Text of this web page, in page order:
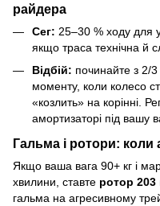
райдера
Сег: 25–30 % ходу для
якщо траса технічна й
Відбій: починайте з 2/3
моменту, коли колесо
«козлить» на корінні.
амортизаторі під вашу
Гальма і ротори: коли
Якщо ваша вага 90+ кг і
хвилини, ставте ротор
гальма на агресивному